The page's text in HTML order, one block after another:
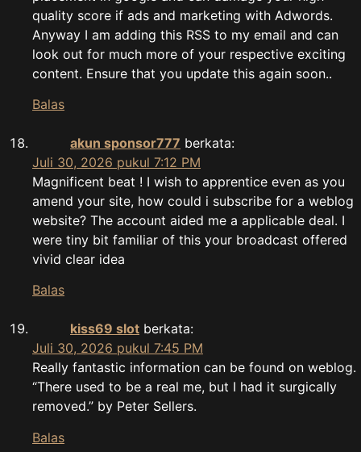
quality score if ads and marketing with Adwords.
Anyway I am adding this RSS to my email and can
look out for much more of your respective exciting
content. Ensure that you update this again soon..
Balas
akun sponsor777 berkata:
Juli 30, 2026 pukul 7:12 PM
Magnificent beat ! I wish to apprentice even as you
amend your site, how could i subscribe for a weblog
website? The account aided me a applicable deal. I
were tiny bit familiar of this your broadcast offered
vivid clear idea
Balas
kiss69 slot berkata:
Juli 30, 2026 pukul 7:45 PM
Really fantastic information can be found on weblog.
“There used to be a real me, but I had it surgically
removed.” by Peter Sellers.
Balas